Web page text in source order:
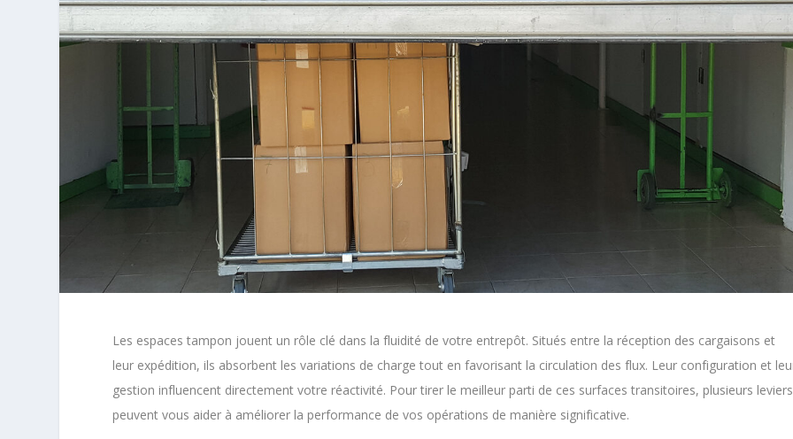
Les espaces tampon jouent un rôle clé dans la fluidité de votre entrepôt. Situés entre la réception des cargaisons et
leur expédition, ils absorbent les variations de charge tout en favorisant la circulation des flux. Leur configuration et
gestion influencent directement votre réactivité. Pour tirer le meilleur parti de ces surfaces transitoires, plusieurs leviers
peuvent vous aider à améliorer la performance de vos opérations de manière significative.